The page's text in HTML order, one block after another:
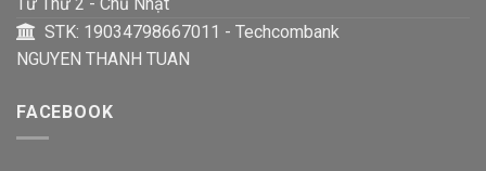
STK: 19034798667011 - Techcombank
NGUYEN THANH TUAN
FACEBOOK